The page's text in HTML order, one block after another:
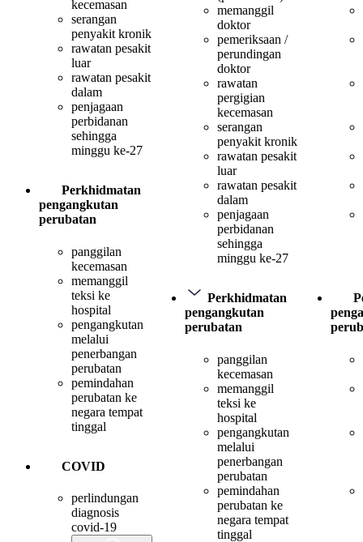
kecemasan
serangan
penyakit kronik
rawatan pesakit
luar
rawatan pesakit
dalam
penjagaan
perbidanan
sehingga
minggu ke-27
Perkhidmatan
pengangkutan
perubatan
panggilan
kecemasan
memanggil
teksi ke
hospital
pengangkutan
melalui
penerbangan
perubatan
pemindahan
perubatan ke
negara tempat
tinggal
COVID
perlindungan
diagnosis
covid-19
memanggil
doktor
pemeriksaan /
perundingan
doktor
rawatan
pergigian
kecemasan
serangan
penyakit kronik
rawatan pesakit
luar
rawatan pesakit
dalam
penjagaan
perbidanan
sehingga
minggu ke-27
Perkhidmatan
pengangkutan
perubatan
panggilan
kecemasan
memanggil
teksi ke
hospital
pengangkutan
melalui
penerbangan
perubatan
pemindahan
perubatan ke
negara tempat
tinggal